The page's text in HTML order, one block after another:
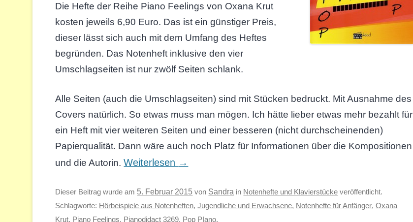
Die Hefte der Reihe Piano Feelings von Oxana Krut
kosten jeweils 6,90 Euro. Das ist ein günstiger Preis,
dieser lässt sich auch mit dem Umfang des Heftes
begründen. Das Notenheft inklusive den vier
Umschlagseiten ist nur zwölf Seiten schlank.
Alle Seiten (auch die Umschlagseiten) sind mit Stücken bedruckt. Mit Ausnahme des
Covers natürlich. So etwas muss man mögen. Ich hätte lieber etwas mehr bezahlt für
ein Heft mit vier weiteren Seiten und einer besseren (nicht durchscheinenden)
Papierqualität. Dann wäre auch noch Platz für Informationen über die Kompositionen
und die Autorin.Weiterlesen →
Dieser Beitrag wurde am 5. Februar 2015 von Sandra in Notenhefte und Klavierstücke veröffentlicht.
Schlagworte: Hörbeispiele aus Notenheften,Jugendliche und Erwachsene, Notenhefte für Anfänger,Oxana
Krut, Piano Feelings, Pianodidact 3269, Pop PIano.